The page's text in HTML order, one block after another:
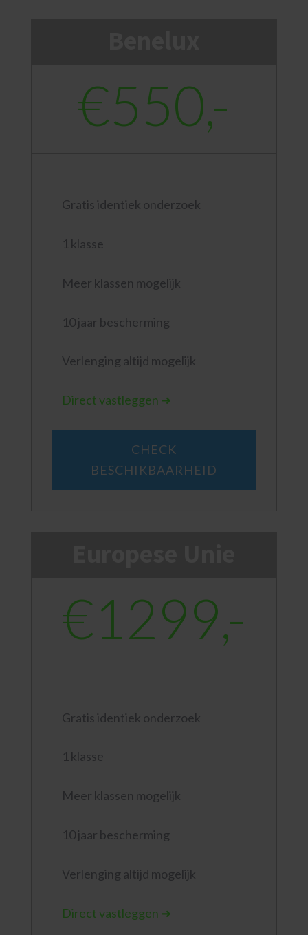
€550,-
Gratis identiek onderzoek
1 klasse
Meer klassen mogelijk
10 jaar bescherming
Verlenging altijd mogelijk
Direct vastleggen ➜
CHECK
BESCHIKBAARHEID
€1299,-
Gratis identiek onderzoek
1 klasse
Meer klassen mogelijk
10 jaar bescherming
Verlenging altijd mogelijk
Direct vastleggen ➜